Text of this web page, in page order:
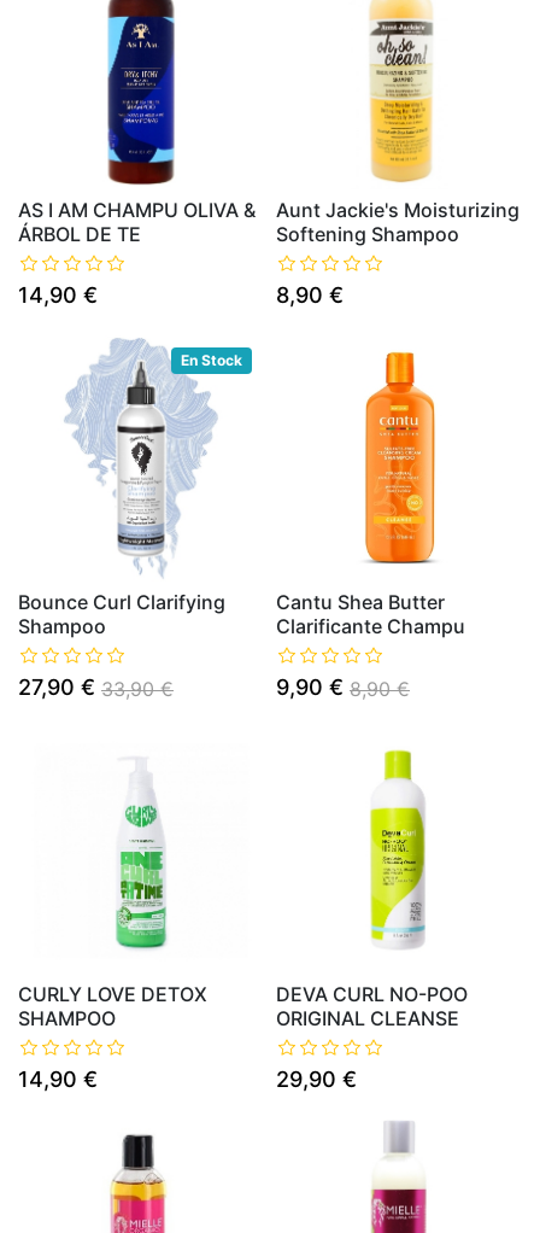
AS I AM CHAMPU OLIVA &
ÁRBOL DE TE
14,90 €
Aunt Jackie's Moisturizing
Softening Shampoo
8,90 €
En Stock
Bounce Curl Clarifying
Shampoo
27,90 € 33,90 €
Cantu Shea Butter
Clarificante Champu
9,90 € 8,90 €
CURLY LOVE DETOX
SHAMPOO
14,90 €
DEVA CURL NO-POO
ORIGINAL CLEANSE
29,90 €